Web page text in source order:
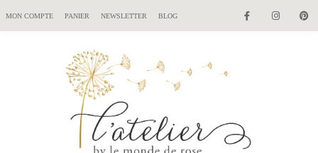
MON COMPTE PANIER NEWSLETTER BLOG